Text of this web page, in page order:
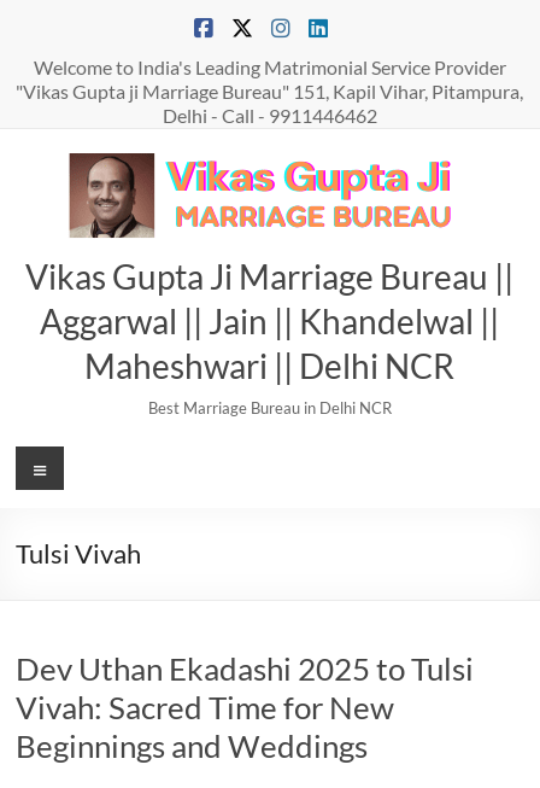
contentWelcome to India's Leading Matrimonial Service Provider
"Vikas Gupta ji Marriage Bureau" 151, Kapil Vihar, Pitampura,
Delhi - Call - 9911446462
Vikas Gupta Ji Marriage Bureau ||
Aggarwal || Jain || Khandelwal ||
Maheshwari || Delhi NCR
Best Marriage Bureau in Delhi NCR
Menu
Tulsi Vivah
Dev Uthan Ekadashi 2025 to Tulsi
Vivah: Sacred Time for New
Beginnings and Weddings